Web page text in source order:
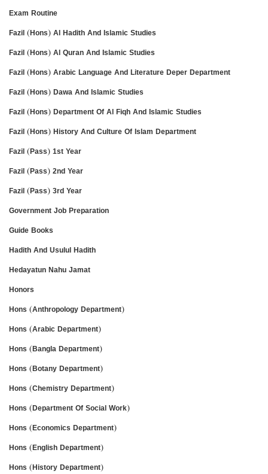
Exam Routine
Fazil (Hons) Al Hadith And Islamic Studies
Fazil (Hons) Al Quran And Islamic Studies
Fazil (Hons) Arabic Language And Literature Deper Department
Fazil (Hons) Dawa And Islamic Studies
Fazil (Hons) Department Of Al Fiqh And Islamic Studies
Fazil (Hons) History And Culture Of Islam Department
Fazil (Pass) 1st Year
Fazil (Pass) 2nd Year
Fazil (Pass) 3rd Year
Government Job Preparation
Guide Books
Hadith And Usulul Hadith
Hedayatun Nahu Jamat
Honors
Hons (Anthropology Department)
Hons (Arabic Department)
Hons (Bangla Department)
Hons (Botany Department)
Hons (Chemistry Department)
Hons (Department Of Social Work)
Hons (Economics Department)
Hons (English Department)
Hons (History Department)